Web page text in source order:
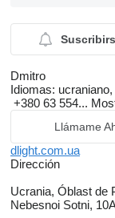
Dmitro
Idiomas:
+380 63 554...
Llámame
dlight.com.ua
Dirección
Ucrania, Óblast de
Nebesnoi Sotni,